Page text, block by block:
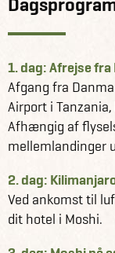
1. dag: Afrejse
Afgang fra
Airport i
Afhængig af
mellemlandinger
2. dag:
Ved ankomst til
dit hotel i Moshi.